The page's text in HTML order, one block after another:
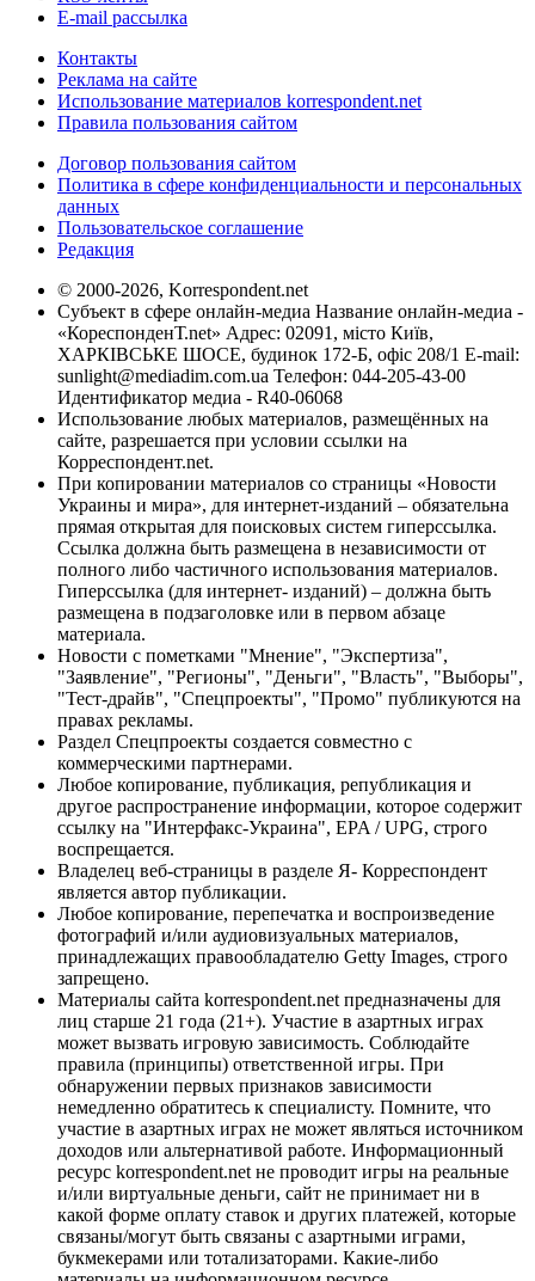
E-mail рассылка
Контакты
Реклама на сайте
Использование материалов korrespondent.net
Правила пользования сайтом
Договор пользования сайтом
Политика в сфере конфиденциальности и персональных
данных
Пользовательское соглашение
Редакция
© 2000-2026, Korrespondent.net
Субъект в сфере онлайн-медиа Название онлайн-медиа -
«КореспонденТ.net» Адрес: 02091, місто Київ,
ХАРКІВСЬКЕ ШОСЕ, будинок 172-Б, офіс 208/1 E-mail:
sunlight@mediadim.com.ua Телефон: 044-205-43-00
Идентификатор медиа - R40-06068
Использование любых материалов, размещённых на
сайте, разрешается при условии ссылки на
Корреспондент.net.
При копировании материалов со страницы «Новости
Украины и мира», для интернет-изданий – обязательна
прямая открытая для поисковых систем гиперссылка.
Ссылка должна быть размещена в независимости от
полного либо частичного использования материалов.
Гиперссылка (для интернет- изданий) – должна быть
размещена в подзаголовке или в первом абзаце
материала.
Новости с пометками "Мнение", "Экспертиза",
"Заявление", "Регионы", "Деньги", "Власть", "Выборы",
"Тест-драйв", "Спецпроекты", "Промо" публикуются на
правах рекламы.
Раздел Спецпроекты создается совместно с
коммерческими партнерами.
Любое копирование, публикация, републикация и
другое распространение информации, которое содержит
ссылку на "Интерфакс-Украина", EPA / UPG, строго
воспрещается.
Владелец веб-страницы в разделе Я- Корреспондент
является автор публикации.
Любое копирование, перепечатка и воспроизведение
фотографий и/или аудиовизуальных материалов,
принадлежащих правообладателю Getty Images, строго
запрещено.
Материалы сайта korrespondent.net предназначены для
лиц старше 21 года (21+). Участие в азартных играх
может вызвать игровую зависимость. Соблюдайте
правила (принципы) ответственной игры. При
обнаружении первых признаков зависимости
немедленно обратитесь к специалисту. Помните, что
участие в азартных играх не может являться источником
доходов или альтернативой работе. Информационный
ресурс korrespondent.net не проводит игры на реальные
и/или виртуальные деньги, сайт не принимает ни в
какой форме оплату ставок и других платежей, которые
связаны/могут быть связаны с азартными играми,
букмекерами или тотализаторами. Какие-либо